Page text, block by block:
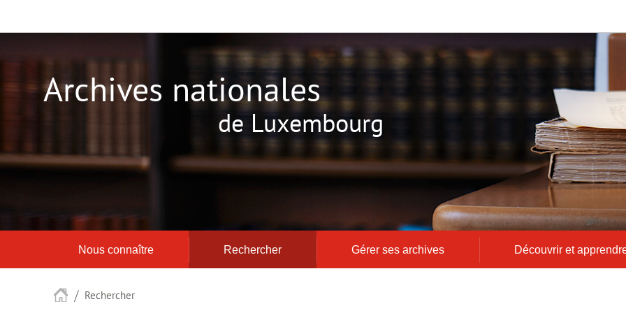
Archives nationales
de Luxembourg
Nous connaître Rechercher Gérer ses archives Découvrir et
Accueil
Rechercher